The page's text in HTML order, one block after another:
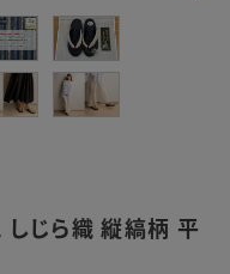
しじら織 縦縞柄 平